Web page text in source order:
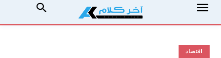
اقتصاد